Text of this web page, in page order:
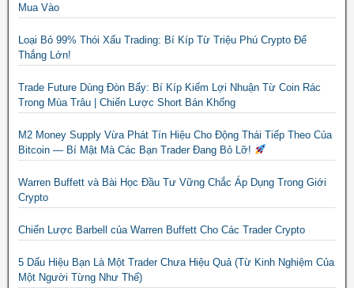
Mua Vào
Loại Bỏ 99% Thói Xấu Trading: Bí Kíp Từ Triệu Phú Crypto Để
Thắng Lớn!
Trade Future Dùng Đòn Bẩy: Bí Kíp Kiếm Lợi Nhuận Từ Coin Rác
Trong Mùa Trâu | Chiến Lược Short Bán Khống
M2 Money Supply Vừa Phát Tín Hiệu Cho Động Thái Tiếp Theo Của
Bitcoin — Bí Mật Mà Các Bạn Trader Đang Bỏ Lỡ!
Warren Buffett và Bài Học Đầu Tư Vững Chắc Áp Dụng Trong Giới
Crypto
Chiến Lược Barbell của Warren Buffett Cho Các Trader Crypto
5 Dấu Hiệu Bạn Là Một Trader Chưa Hiệu Quả (Từ Kinh Nghiệm Của
Một Người Từng Như Thế)